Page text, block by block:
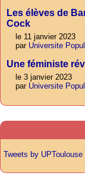
Les élèves de
Cock
le 11 janvier 2023
par Universite
Une féministe
le 3 janvier 2023
par Universite
Tweets by UPToulouse